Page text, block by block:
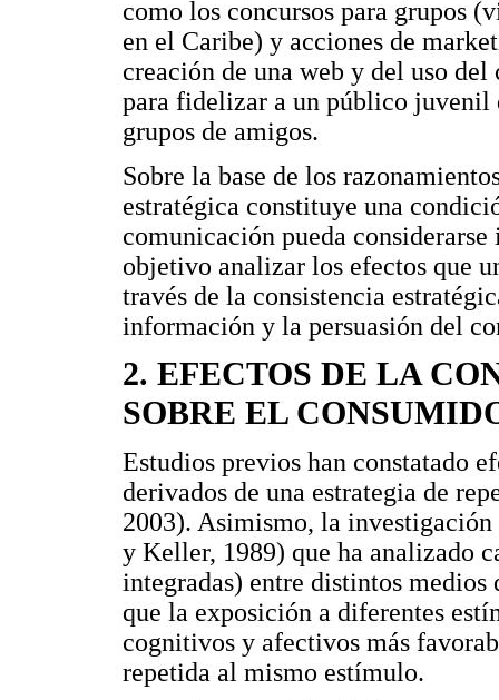
como los concursos para grupos
en el Caribe) y acciones de
creación de una web y del uso
para fidelizar a un público juvenil
grupos de amigos.
Sobre la base de los
estratégica constituye una
comunicación pueda
objetivo analizar los efectos que
través de la consistencia
información y la persuasión del
2. EFECTOS DE LA
SOBRE EL
Estudios previos han constatado
derivados de una estrategia de
2003). Asimismo, la
y Keller, 1989) que ha analizado
integradas) entre distintos
que la exposición a diferentes
cognitivos y afectivos más
repetida al mismo estímulo.